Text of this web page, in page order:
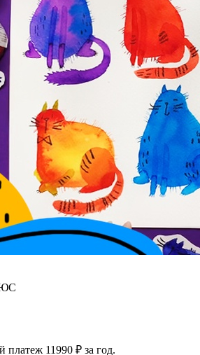
11990 ₽ за год.